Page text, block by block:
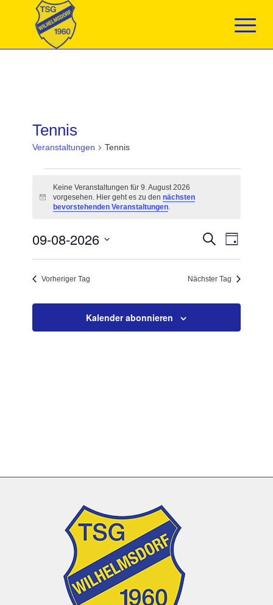
Tennis
Veranstaltungen Tennis
9.
August
Hinweis
Keine Veranstaltungen für 9. August 2026
vorgesehen. Hier geht es zu dennächsten
bevorstehenden Veranstaltungen.
Suche
und
Navigation
Suche
Tag
09-08-2026
Vorheriger Tag
Nächster Tag
Kalender abonnieren